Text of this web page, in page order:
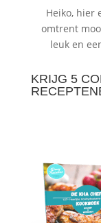
Heiko, hier
omtrent
leuk en
KRIJG 5